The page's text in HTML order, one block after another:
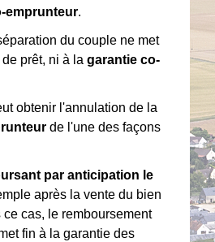
emprunteur.
du couple ne met
de prêt, ni à lagarantie co-
obtenir l'annulation de la
de l'une des façons
par anticipation le
après la vente du bien
cas, le remboursement
fin à la garantie des